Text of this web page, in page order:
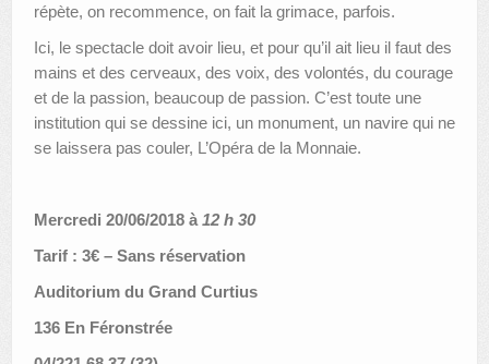
répète, on recommence, on fait la grimace, parfois.
Ici, le spectacle doit avoir lieu, et pour qu’il ait lieu il faut des
mains et des cerveaux, des voix, des volontés, du courage
et de la passion, beaucoup de passion. C’est toute une
institution qui se dessine ici, un monument, un navire qui ne
se laissera pas couler, L’Opéra de la Monnaie.
Mercredi 20/06/2018 à 12 h 30
Tarif : 3€ – Sans réservation
Auditorium du Grand Curtius
136 En Féronstrée